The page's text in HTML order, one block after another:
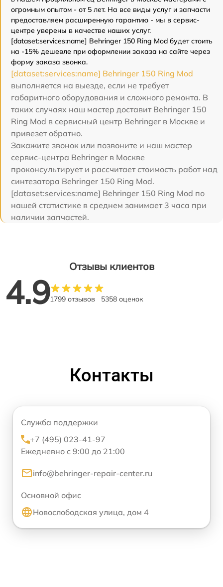
огромным опытом - от 5 лет. На все виды услуг и запчасти
предоставляем расширенную гарантию - мы в сервис-
центре уверены в качестве наших услуг.
[dataset:services:name] Behringer 150 Ring Mod будет стоить
на -15% дешевле при оформлении заказа на сайте через
форму заказа звонка.
[dataset:services:name] Behringer 150 Ring Mod
выполняется на выезде, если не требует
габаритного оборудования и сложного ремонта. В
таких случаях наш мастер доставит Behringer 150
Ring Mod в сервисный центр Behringer в Москве и
привезет обратно.
Закажите звонок или позвоните и наш мастер
сервис-центра Behringer в Москве
проконсультирует и рассчитает стоимость работ над
синтезатора Behringer 150 Ring Mod.
[dataset:services:name] Behringer 150 Ring Mod по
нашей статистике в среднем занимает 3 часа при
наличии запчастей.
Отзывы клиентов
4.91799 отзывов 5358 оценок
Контакты
Служба поддержки
+7 (495) 023-41-97
Ежедневно с 9:00 до 21:00
info@behringer-repair-center.ru
Основной офис
Новослободская улица, дом 4